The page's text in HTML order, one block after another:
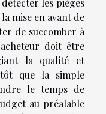
mise en avant de
de succomber à
doit être
la qualité et
que la simple
le temps de
au préalable